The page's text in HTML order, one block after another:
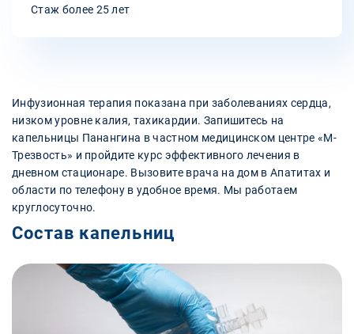
Стаж более 25 лет
Инфузионная терапия показана при заболеваниях сердца,
низком уровне калия, тахикардии. Запишитесь на
капельницы Панангина в частном медицинском центре «М-
Трезвость» и пройдите курс эффективного лечения в
дневном стационаре. Вызовите врача на дом в Апатитах и
области по телефону в удобное время. Мы работаем
круглосуточно.
Состав капельниц